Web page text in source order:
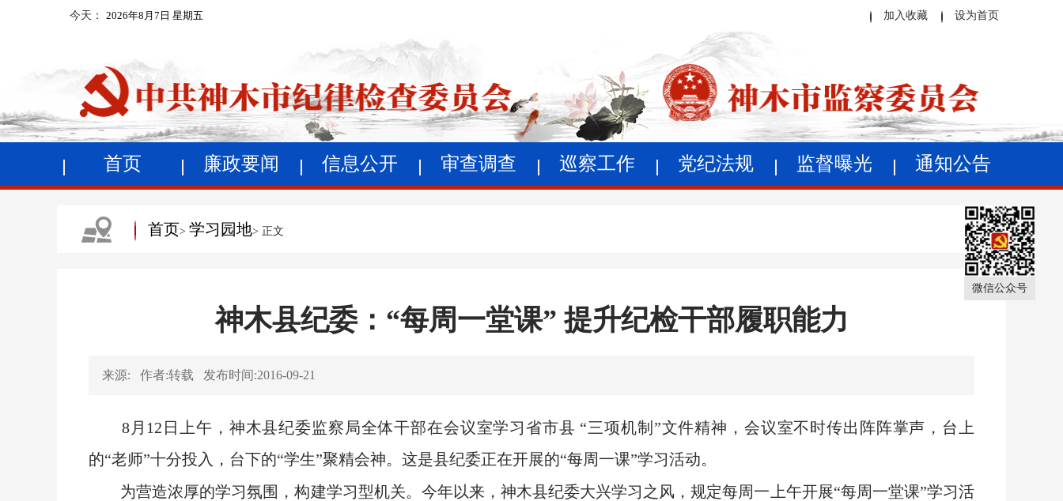
今天： 2026年8月7日 星期五 设为首页
加入收藏
首页 廉政要闻 信息公开 审查调查 巡察工作 党纪法规 监督曝光 通知公告
首页> 学习园地> 正文
神木县纪委：“每周一堂课” 提升纪检干部履职能力
来源: 作者:转载 发布时间:2016-09-21
8月12日上午，神木县纪委监察局全体干部在会议室学习省市县 “三项机制”文件精神，会议室不时传出阵阵掌声，台上
的“老师”十分投入，台下的“学生”聚精会神。这是县纪委正在开展的“每周一课”学习活动。
为营造浓厚的学习氛围，构建学习型机关。今年以来，神木县纪委大兴学习之风，规定每周一上午开展“每周一堂课”学习活
微信公众号